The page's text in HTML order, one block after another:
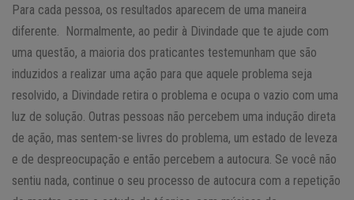
Para cada pessoa, os resultados aparecem de uma maneira
diferente. Normalmente, ao pedir à Divindade que te ajude com
uma questão, a maioria dos praticantes testemunham que são
induzidos a realizar uma ação para que aquele problema seja
resolvido, a Divindade retira o problema e ocupa o vazio com uma
luz de solução. Outras pessoas não percebem uma indução direta
de ação, mas sentem-se livres do problema, um estado de leveza
e de despreocupação e então percebem a autocura. Se você não
sentiu nada, continue o seu processo de autocura com a repetição